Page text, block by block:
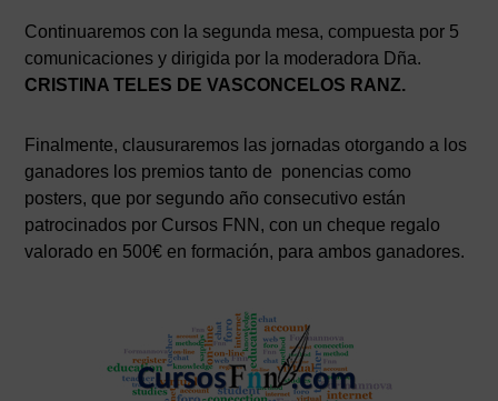
Continuaremos con la segunda mesa, compuesta por 5
comunicaciones y dirigida por la moderadora Dña.
CRISTINA TELES DE VASCONCELOS RANZ.
Finalmente, clausuraremos las jornadas otorgando a los
ganadores los premios tanto de ponencias como
posters, que por segundo año consecutivo están
patrocinados por Cursos FNN, con un cheque regalo
valorado en 500€ en formación, para ambos ganadores.